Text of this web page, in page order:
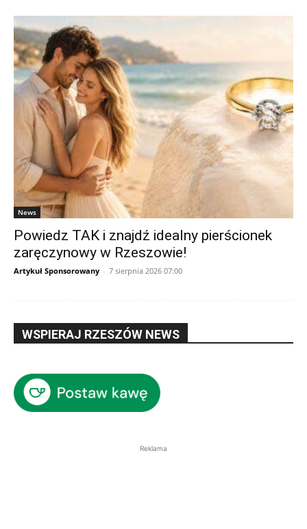
News
Powiedz TAK i znajdź idealny pierścionek
zaręczynowy w Rzeszowie!
Artykuł Sponsorowany - 7 sierpnia 2026 07:00
WSPIERAJ RZESZÓW NEWS
Reklama